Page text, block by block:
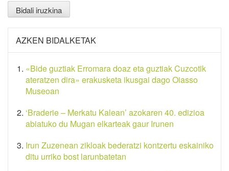
AZKEN BIDALKETAK
«Bide guztiak Erromara doaz eta guztiak Cuzcotik
ateratzen dira» erakusketa ikusgai dago Oiasso
Museoan
‘Braderie – Merkatu Kalean’ azokaren 40. edizioa
abiatuko du Mugan elkarteak gaur Irunen
Irun Zuzenean zikloak bederatzi kontzertu eskainiko
ditu urriko bost larunbatetan